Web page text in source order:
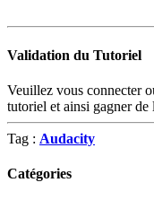
Validation du Tutoriel
Veuillez vous connecter
tutoriel et ainsi gagner
Tag : Audacity
Catégories